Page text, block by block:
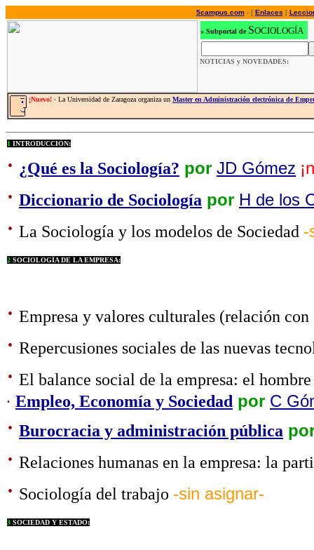
5campus.com - [Enlaces |
» Subportal de SOCIOLOGÍA
NOTICIAS y NOVEDADES:
¡Nuevo! · La Universidad de Zaragoza organiza un Master en Administración electrónica de
1 INTRODUCCIÓN:
· ¿Qué es la Sociología? por JD Gómez
· Diccionario de Sociología por H de los
· La Sociología y los modelos de Sociedad -
2 SOCIOLOGÍA DE LA EMPRESA:
· Empresa y valores culturales (relación
· Repercusiones sociales de las nuevas
· El balance social de la empresa: el
· Empleo, Economía y Sociedad por C
· Burocracia y administración pública
· Relaciones humanas en la empresa: la
· Sociología del trabajo -sin asignar-
3 SOCIEDAD Y ESTADO: